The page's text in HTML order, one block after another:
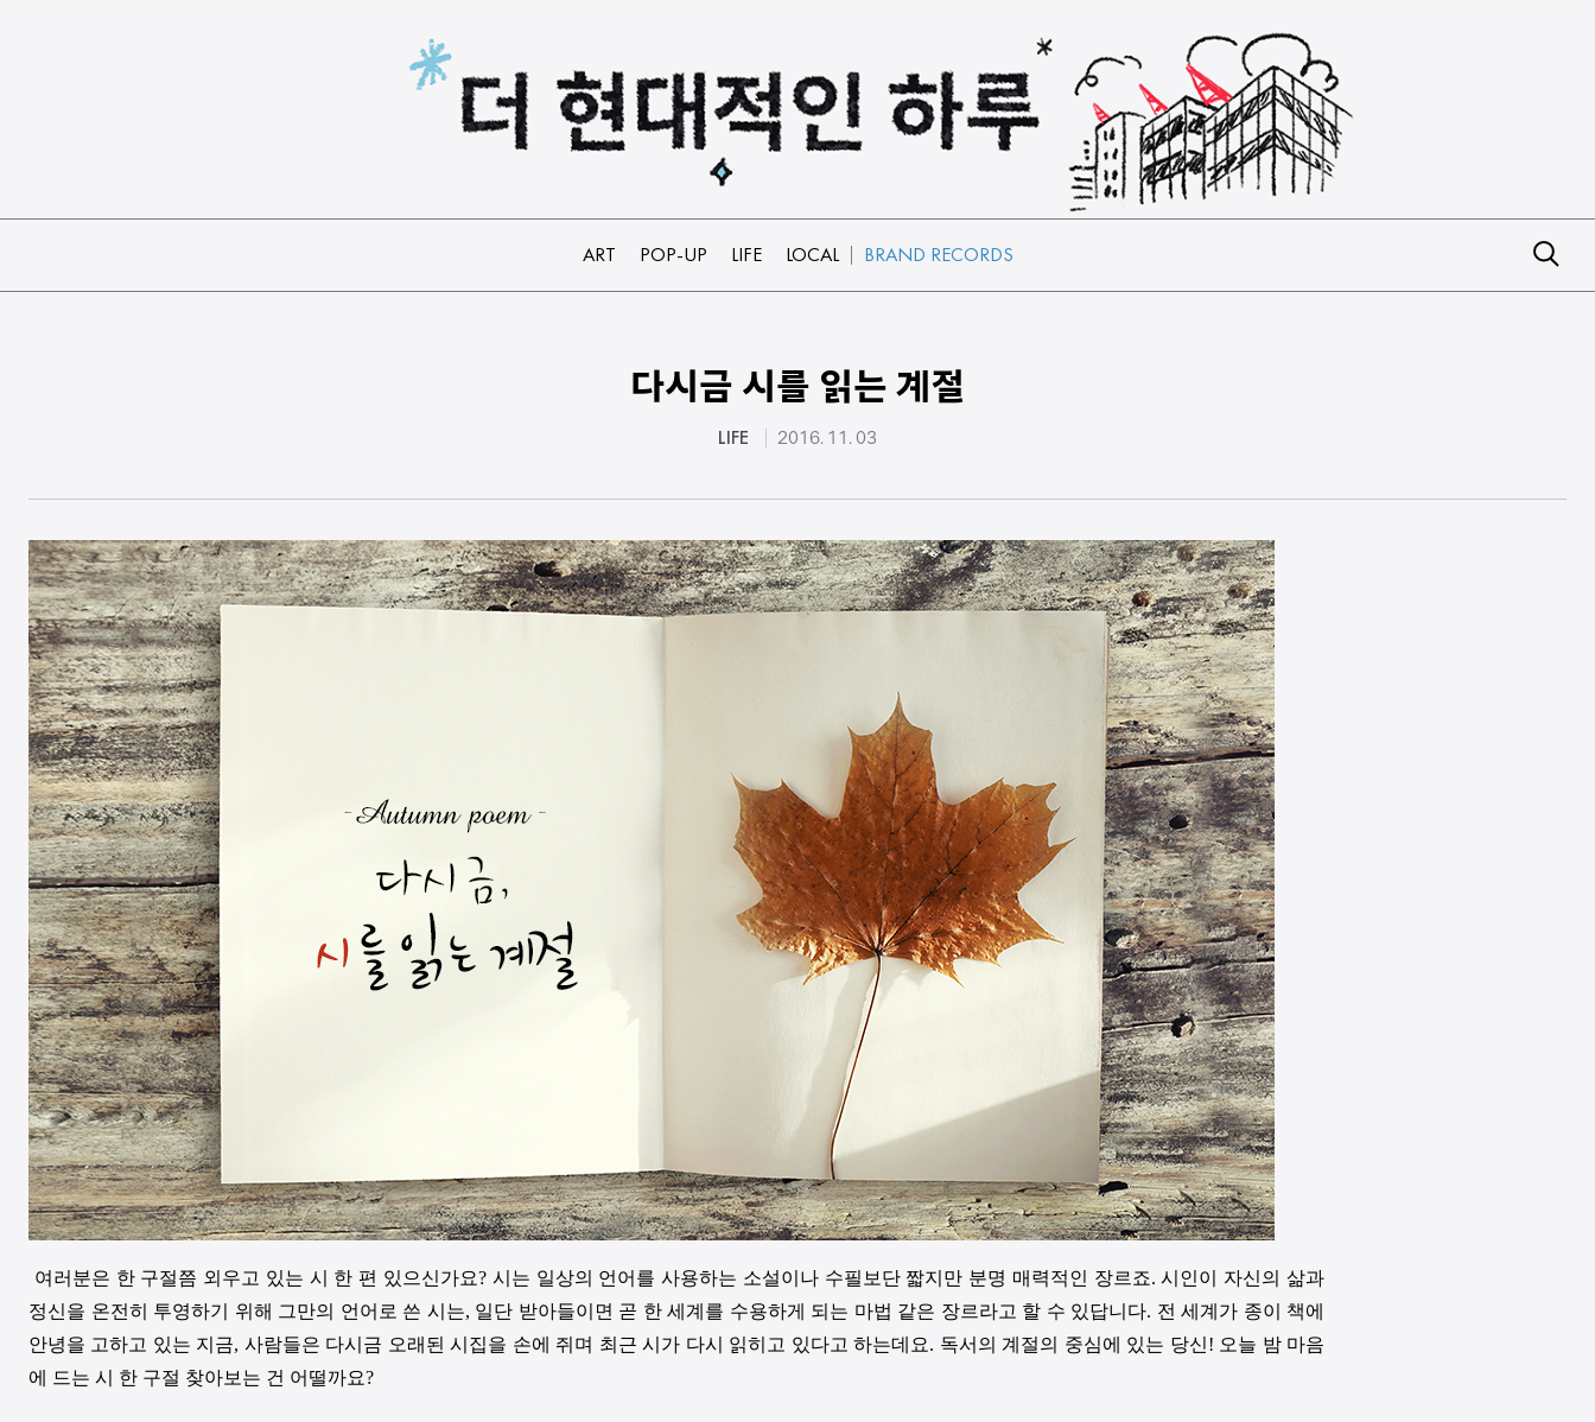
ART POP-UP LIFE LOCAL BRAND RECORDS
다시금 시를 읽는 계절
LIFE 2016. 11. 03
여러분은 한 구절쯤 외우고 있는 시 한 편 있으신가요? 시는 일상의 언어를 사용하는 소설이나 수필보단 짧지만 분명 매력적인 장르죠. 시인이 자신의 삶과
정신을 온전히 투영하기 위해 그만의 언어로 쓴 시는, 일단 받아들이면 곧 한 세계를 수용하게 되는 마법 같은 장르라고 할 수 있답니다. 전 세계가 종이 책에
안녕을 고하고 있는 지금, 사람들은 다시금 오래된 시집을 손에 쥐며 최근 시가 다시 읽히고 있다고 하는데요. 독서의 계절의 중심에 있는 당신! 오늘 밤 마음
에 드는 시 한 구절 찾아보는 건 어떨까요?